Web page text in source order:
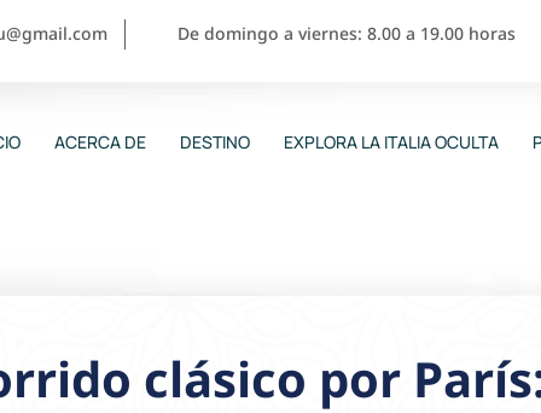
De domingo a viernes: 8.00 a 19.00 horas
ACERCA DE DESTINO EXPLORA LA ITALIA OCULTA
clásico por